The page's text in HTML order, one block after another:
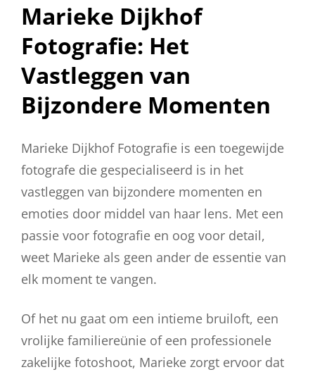
Marieke Dijkhof
Fotografie: Het
Vastleggen van
Bijzondere Momenten
Marieke Dijkhof Fotografie is een toegewijde
fotografe die gespecialiseerd is in het
vastleggen van bijzondere momenten en
emoties door middel van haar lens. Met een
passie voor fotografie en oog voor detail,
weet Marieke als geen ander de essentie van
elk moment te vangen.
Of het nu gaat om een intieme bruiloft, een
vrolijke familiereünie of een professionele
zakelijke fotoshoot, Marieke zorgt ervoor dat